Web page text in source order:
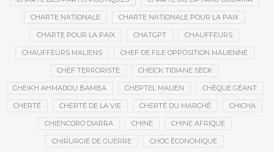
CHARTE NATIONALE CHARTE NATIONALE POUR LA PAIX
CHARTE POUR LA PAIX CHATGPT CHAUFFEURS
CHAUFFEURS MALIENS CHEF DE FILE OPPOSITION MALIENNE
CHEF TERRORISTE CHEICK TIDIANE SECK
CHEIKH AHMADOU BAMBA CHEPTEL MALIEN CHÈQUE GÉANT
CHERTÉ CHERTÉ DE LA VIE CHERTÉ DU MARCHÉ CHICHA
CHIENCORO DIARRA CHINE CHINE AFRIQUE
CHIRURGIE DE GUERRE CHOC ÉCONOMIQUE